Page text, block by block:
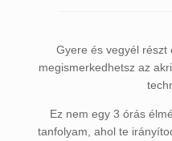
Gyere és vegyél részt
megismerkedhetsz az
Ez nem egy 3 órás
tanfolyam, ahol te